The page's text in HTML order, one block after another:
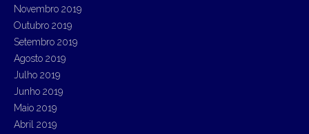
Novembro 2019
Outubro 2019
Setembro 2019
Agosto 2019
Julho 2019
Junho 2019
Maio 2019
Abril 2019